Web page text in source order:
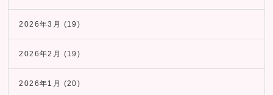
2026年3月 (19)
2026年2月 (19)
2026年1月 (20)